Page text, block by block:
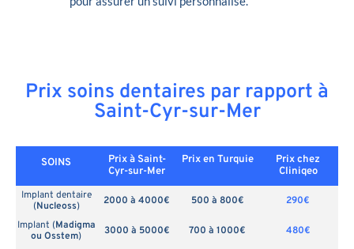
Prix soins dentaires par rapport à
Saint-Cyr-sur-Mer
SOINS
Prix à Saint-
Cyr-sur-Mer
Prix en Turquie
Prix chez
Cliniqeo
Implant dentaire
(Nucleoss) 2000 à 4000€ 500 à 800€
290€
Implant (Madigma
ou Osstem) 3000 à 5000€ 700 à 1000€
480€